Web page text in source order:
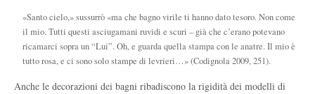
«Santo cielo,» sussurrò «ma che bagno virile ti hanno dato tesoro. Non come
il mio. Tutti questi asciugamani ruvidi e scuri – già che c’erano potevano
ricamarci sopra un “Lui”. Oh, e guarda quella stampa con le anatre. Il mio è
tutto rosa, e ci sono solo stampe di levrieri…» (Codignola 2009, 251).
Anche le decorazioni dei bagni ribadiscono la rigidità dei modelli di